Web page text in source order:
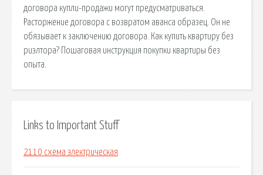
договора купли-продажи могут предусматриваться.
Расторжение договора с возвратом аванса образец. Он не
обязывает к заключению договора. Как купить квартиру без
риэлтора? Пошаговая инструкция покупки квартиры без
опыта.
Links to Important Stuff
2110 схема электрическая